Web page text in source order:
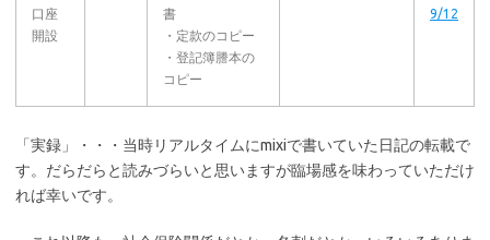
口座
開設
書
・定款のコピー
・登記簿謄本の
コピー
9/12
「実録」・・・当時リアルタイムにmixiで書いていた日記の転載で
す。だらだらと読みづらいと思いますが臨場感を味わっていただけ
れば幸いです。